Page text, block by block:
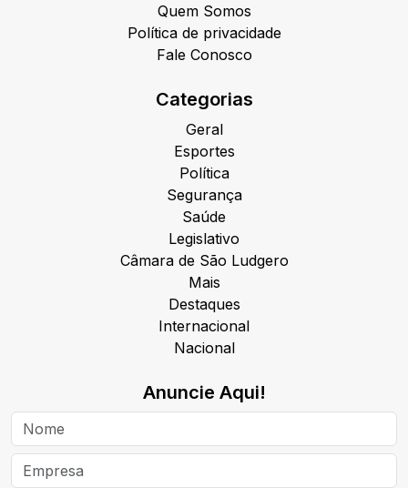
Quem Somos
Política de privacidade
Fale Conosco
Categorias
Geral
Esportes
Política
Segurança
Saúde
Legislativo
Câmara de São Ludgero
Mais
Destaques
Internacional
Nacional
Anuncie Aqui!